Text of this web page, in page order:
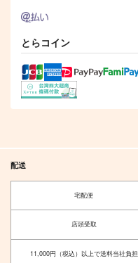
とらコイン
配送
宅配便
店頭受取
11,000円（税込）以上で送料当社負担